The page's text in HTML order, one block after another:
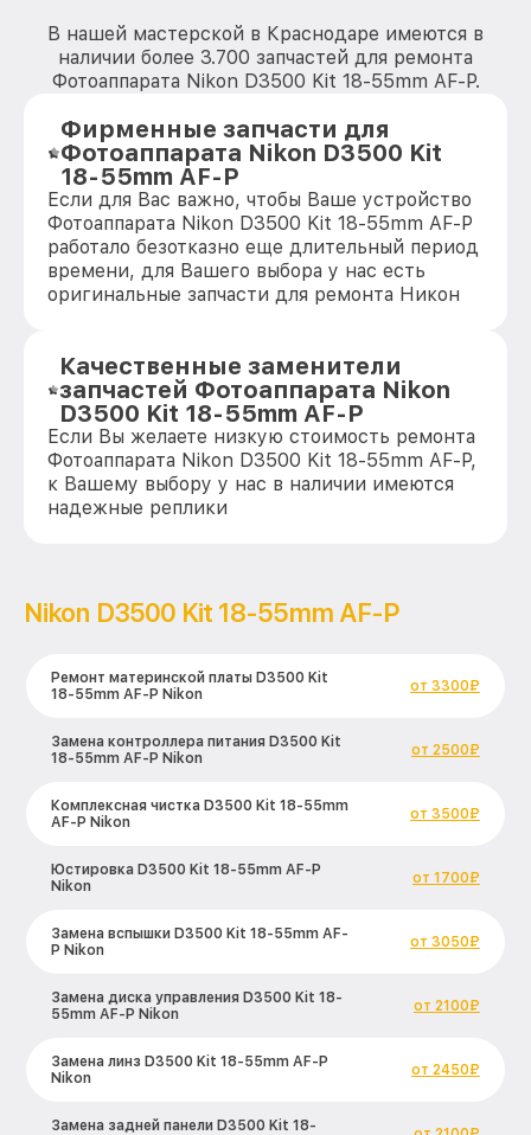
В нашей мастерской в Краснодаре имеются в
наличии более 3.700 запчастей для ремонта
Фотоаппарата Nikon D3500 Kit 18-55mm AF-P.
Фирменные запчасти для
Фотоаппарата Nikon D3500 Kit
18-55mm AF-P
Если для Вас важно, чтобы Ваше устройство
Фотоаппарата Nikon D3500 Kit 18-55mm AF-P
работало безотказно еще длительный период
времени, для Вашего выбора у нас есть
оригинальные запчасти для ремонта Никон
Качественные заменители
запчастей Фотоаппарата Nikon
D3500 Kit 18-55mm AF-P
Если Вы желаете низкую стоимость ремонта
Фотоаппарата Nikon D3500 Kit 18-55mm AF-P,
к Вашему выбору у нас в наличии имеются
надежные реплики
Nikon D3500 Kit 18-55mm AF-P
Ремонт материнской платы D3500 Kit
18-55mm AF-P Nikon
от 3300₽
Замена контроллера питания D3500 Kit
18-55mm AF-P Nikon
от 2500₽
Комплексная чистка D3500 Kit 18-55mm
AF-P Nikon
от 3500₽
Юстировка D3500 Kit 18-55mm AF-P
Nikon
от 1700₽
Замена вспышки D3500 Kit 18-55mm AF-
P Nikon
от 3050₽
Замена диска управления D3500 Kit 18-
55mm AF-P Nikon
от 2100₽
Замена линз D3500 Kit 18-55mm AF-P
Nikon
от 2450₽
Замена задней панели D3500 Kit 18-